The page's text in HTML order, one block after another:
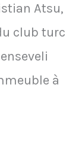
Atsu,
club turc
à